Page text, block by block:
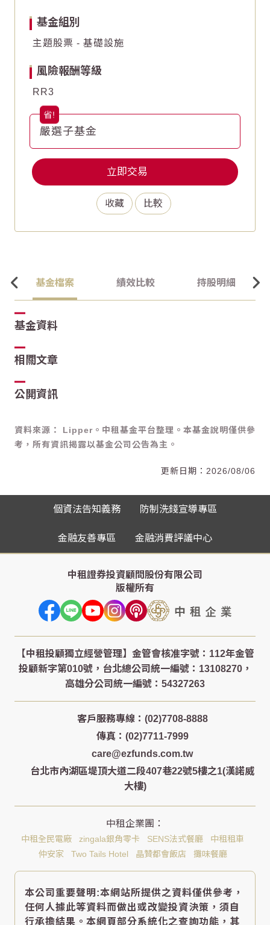
基金組別
主題股票 - 基礎設施
風險報酬等級
RR3
嚴選子基金
收藏 比較
立即交易
基金檔案 績效比較 持股明細
基金資料
相關文章
公開資訊
資料來源： Lipper。中租基金平台整理。本基金說明僅供參
考，所有資訊揭露以基金公司公告為主。
2026/08/06
個資法告知義務 防制洗錢宣導專區
金融友善專區 金融消費評議中心
中租證券投資顧問股份有限公司
版權所有
客戶服務專線：(02)7708-8888
傳真：(02)7711-7999
care@ezfunds.com.tw
台北市內湖區堤頂大道二段407巷22號5樓之1(漢諾威
大樓)
中租全民電廠 zingala銀角零卡 SENS法式餐廳
中租租車
仲安家
Two Tails Hotel 晶贊都會飯店 攤味餐廳
本公司重要聲明:本網站所提供之資料僅供參考，
任何人據此等資料而做出或改變投資決策，須自
行承擔結果。本網頁部分系統化之查詢功能，其